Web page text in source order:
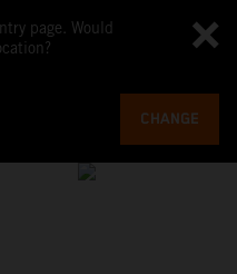
page. Would
CHANGE